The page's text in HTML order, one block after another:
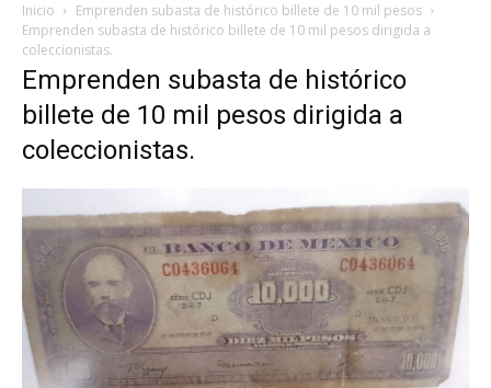
Inicio
Emprenden subasta de histórico billete de 10 mil pesos
Emprenden subasta de histórico billete de 10 mil pesos dirigida a
coleccionistas.
Emprenden subasta de histórico
billete de 10 mil pesos dirigida a
coleccionistas.